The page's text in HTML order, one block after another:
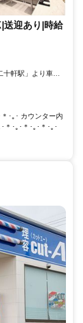
送迎あり|時給
･｡･ カウンター内
･｡･＊･｡･＊･｡･